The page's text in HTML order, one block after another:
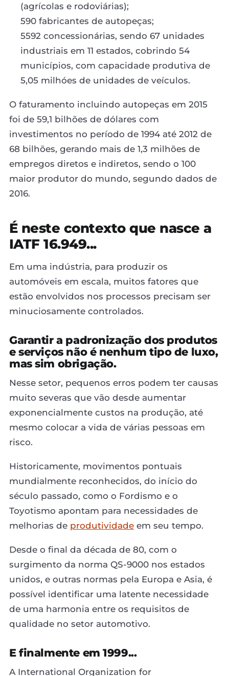
(agrícolas e rodoviárias);
590 fabricantes de autopeças;
5592 concessionárias, sendo 67 unidades
industriais em 11 estados, cobrindo 54
municípios, com capacidade produtiva de
5,05 milhóes de unidades de veículos.
O faturamento incluindo autopeças em 2015
foi de 59,1 bilhões de dólares com
investimentos no período de 1994 até 2012 de
68 bilhões, gerando mais de 1,3 milhões de
empregos diretos e indiretos, sendo o 100
maior produtor do mundo, segundo dados de
2016.
É neste contexto que nasce a
IATF 16.949...
Em uma indústria, para produzir os
automóveis em escala, muitos fatores que
estão envolvidos nos processos precisam ser
minuciosamente controlados.
Garantir a padronização dos produtos
e serviços não é nenhum tipo de luxo,
mas sim obrigação.
Nesse setor, pequenos erros podem ter causas
muito severas que vão desde aumentar
exponencialmente custos na produção, até
mesmo colocar a vida de várias pessoas em
risco.
Historicamente, movimentos pontuais
mundialmente reconhecidos, do início do
século passado, como o Fordismo e o
Toyotismo apontam para necessidades de
melhorias de produtividade em seu tempo.
Desde o final da década de 80, com o
surgimento da norma QS-9000 nos estados
unidos, e outras normas pela Europa e Asia, é
possível identificar uma latente necessidade
de uma harmonia entre os requisitos de
qualidade no setor automotivo.
E finalmente em 1999...
A International Organization for